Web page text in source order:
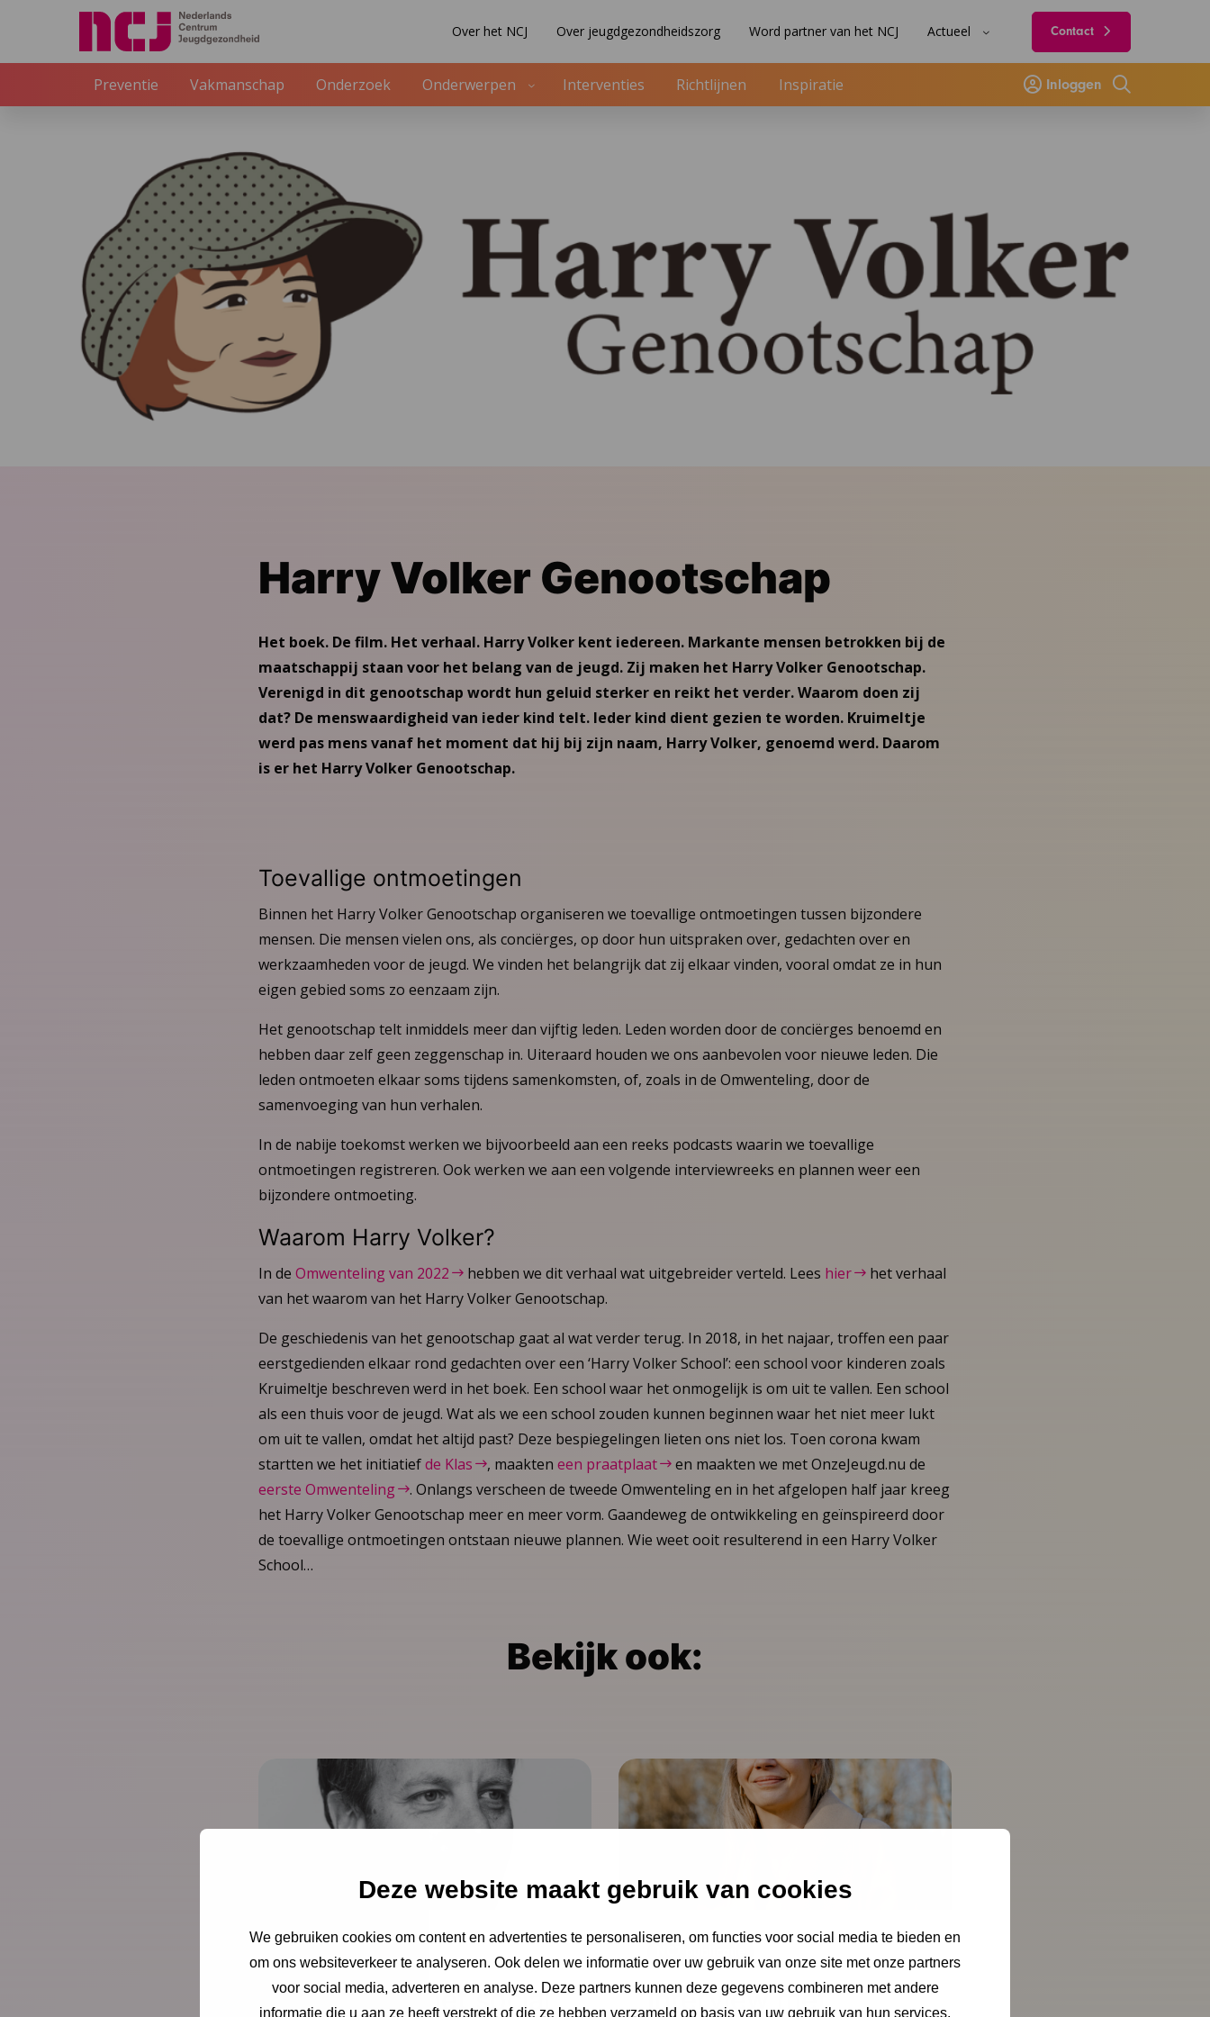
Deze website maakt gebruik van cookies
We gebruiken cookies om content en advertenties te personaliseren, om functies voor social media te bieden en
om ons websiteverkeer te analyseren. Ook delen we informatie over uw gebruik van onze site met onze partners
voor social media, adverteren en analyse. Deze partners kunnen deze gegevens combineren met andere
informatie die u aan ze heeft verstrekt of die ze hebben verzameld op basis van uw gebruik van hun services.
Over het NCJ Over jeugdgezondheidszorg Word partner van het NCJ Actueel Contact
Preventie Vakmanschap Onderzoek Onderwerpen Interventies Richtlijnen Inspiratie Inloggen
Zoeken
Harry Volker Genootschap
Het boek. De film. Het verhaal. Harry Volker kent iedereen. Markante mensen betrokken bij de
maatschappij staan voor het belang van de jeugd. Zij maken het Harry Volker Genootschap.
Verenigd in dit genootschap wordt hun geluid sterker en reikt het verder. Waarom doen zij
dat? De menswaardigheid van ieder kind telt. Ieder kind dient gezien te worden. Kruimeltje
werd pas mens vanaf het moment dat hij bij zijn naam, Harry Volker, genoemd werd. Daarom
is er het Harry Volker Genootschap.
Toevallige ontmoetingen
Binnen het Harry Volker Genootschap organiseren we toevallige ontmoetingen tussen bijzondere
mensen. Die mensen vielen ons, als conciërges, op door hun uitspraken over, gedachten over en
werkzaamheden voor de jeugd. We vinden het belangrijk dat zij elkaar vinden, vooral omdat ze in hun
eigen gebied soms zo eenzaam zijn.
Het genootschap telt inmiddels meer dan vijftig leden. Leden worden door de conciërges benoemd en
hebben daar zelf geen zeggenschap in. Uiteraard houden we ons aanbevolen voor nieuwe leden. Die
leden ontmoeten elkaar soms tijdens samenkomsten, of, zoals in de Omwenteling, door de
samenvoeging van hun verhalen.
In de nabije toekomst werken we bijvoorbeeld aan een reeks podcasts waarin we toevallige
ontmoetingen registreren. Ook werken we aan een volgende interviewreeks en plannen weer een
bijzondere ontmoeting.
Waarom Harry Volker?
In de Omwenteling van 2022 hebben we dit verhaal wat uitgebreider verteld. Lees hier
het verhaal
van het waarom van het Harry Volker Genootschap.
De geschiedenis van het genootschap gaat al wat verder terug. In 2018, in het najaar, troffen een paar
eerstgedienden elkaar rond gedachten over een ‘Harry Volker School’: een school voor kinderen zoals
Kruimeltje beschreven werd in het boek. Een school waar het onmogelijk is om uit te vallen. Een school
als een thuis voor de jeugd. Wat als we een school zouden kunnen beginnen waar het niet meer lukt
om uit te vallen, omdat het altijd past? Deze bespiegelingen lieten ons niet los. Toen corona kwam
startten we het initiatiefde Klas , maakten een praatplaat
en maakten we met OnzeJeugd.nu de
eerste Omwenteling
. Onlangs verscheen de tweede Omwenteling en in het afgelopen half jaar kreeg
het Harry Volker Genootschap meer en meer vorm. Gaandeweg de ontwikkeling en geïnspireerd door
de toevallige ontmoetingen ontstaan nieuwe plannen. Wie weet ooit resulterend in een Harry Volker
School…
Bekijk ook:
Interview met social
Interview met